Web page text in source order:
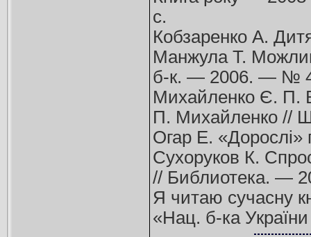
с.
Кобзаренко А.
Манжула Т.
б-к. — 2006. — №
Михайленко Є. П.
П. Михайленко //
Огар Е.
Сухоруков К.
// Библиотека. —
Я читаю сучасну
«Нац. б-ка